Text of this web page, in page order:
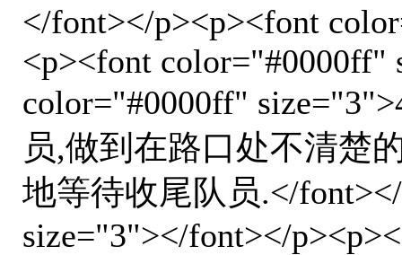
</font></p><p><font
<p><font color="#0000ff"
color="#0000ff"
员,做到在路口处不清楚
地等待收尾队员.</
size="3"></font></